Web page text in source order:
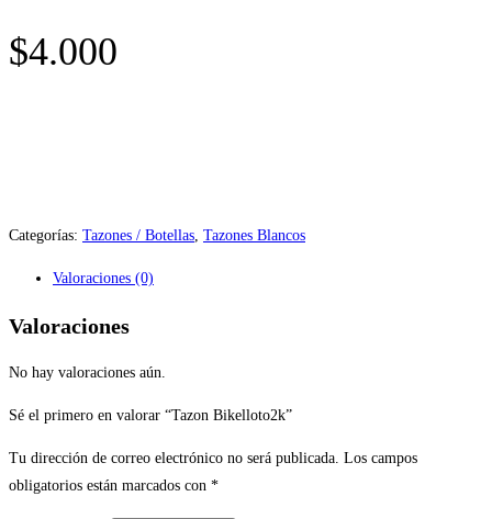
$4.000
Categorías: Tazones / Botellas, Tazones Blancos
Valoraciones (0)
Valoraciones
No hay valoraciones aún.
Sé el primero en valorar “Tazon Bikelloto2k”
Tu dirección de correo electrónico no será publicada. Los campos
obligatorios están marcados con *